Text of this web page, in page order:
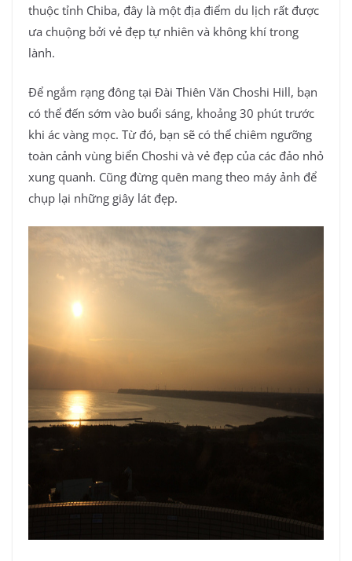
thuộc tỉnh Chiba, đây là một địa điểm du lịch rất được
ưa chuộng bởi vẻ đẹp tự nhiên và không khí trong
lành.
Để ngắm rạng đông tại Đài Thiên Văn Choshi Hill, bạn
có thể đến sớm vào buổi sáng, khoảng 30 phút trước
khi ác vàng mọc. Từ đó, bạn sẽ có thể chiêm ngưỡng
toàn cảnh vùng biển Choshi và vẻ đẹp của các đảo nhỏ
xung quanh. Cũng đừng quên mang theo máy ảnh để
chụp lại những giây lát đẹp.